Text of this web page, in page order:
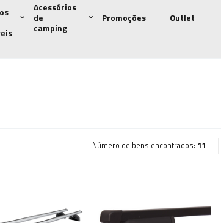
Acessórios
de
camping
Promoções Outlet
Número de bens encontrados: 11